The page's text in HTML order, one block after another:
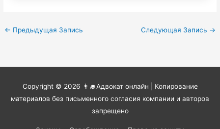
← Предыдущая Запись Следующая Запись →
Copyright © 2026 👨‍🎓Адвокат онлайн | Копирование
материалов без письменного согласия компании и авторов
запрещено